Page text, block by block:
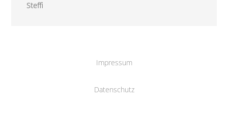
Steffi
Impressum
Datenschutz